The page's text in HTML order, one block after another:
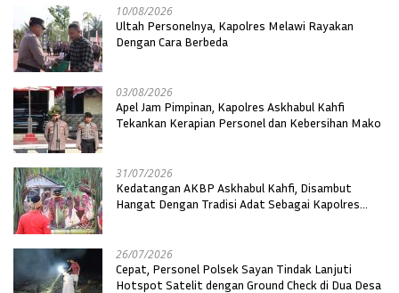
10/08/2026
Ultah Personelnya, Kapolres Melawi Rayakan
Dengan Cara Berbeda
03/08/2026
Apel Jam Pimpinan, Kapolres Askhabul Kahfi
Tekankan Kerapian Personel dan Kebersihan Mako
31/07/2026
Kedatangan AKBP Askhabul Kahfi, Disambut
Hangat Dengan Tradisi Adat Sebagai Kapolres
26/07/2026
Cepat, Personel Polsek Sayan Tindak Lanjuti
Hotspot Satelit dengan Ground Check di Dua Desa